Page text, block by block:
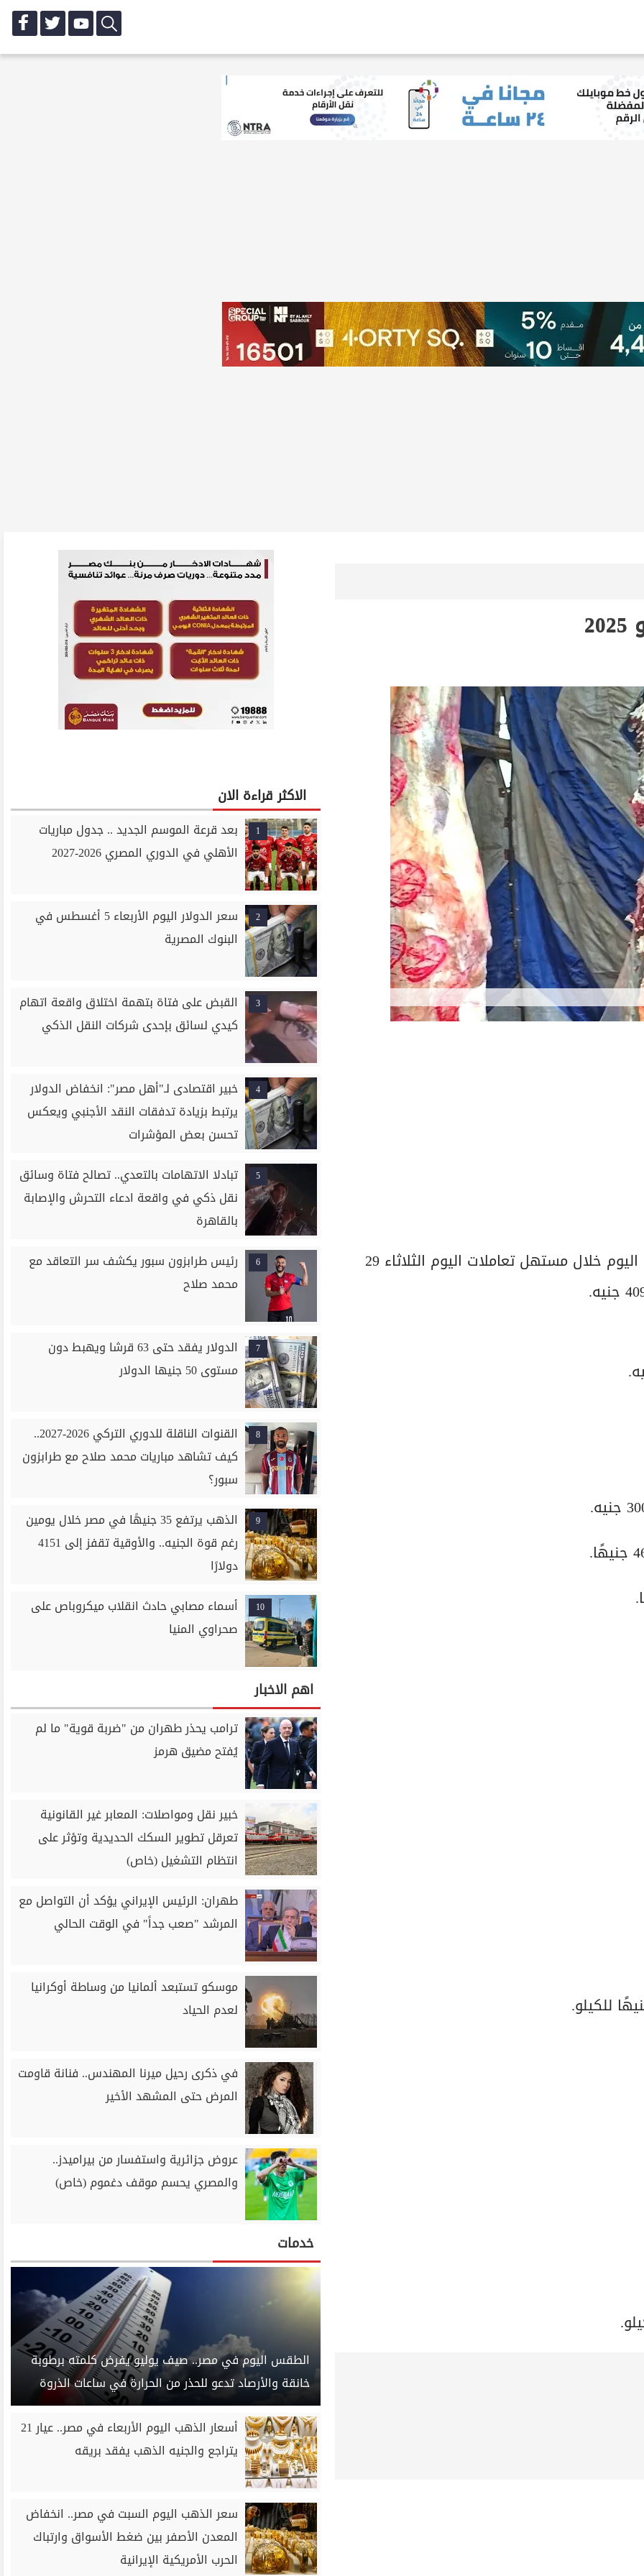
استقرت أسعار اللحوم بنوعيها البلدي والمستوردة اليوم خلال مستهل تعاملات اليوم الثلاثاء 29
الاكثر قراءة الان
1
بعد قرعة الموسم الجديد .. جدول مباريات
الأهلي في الدوري المصري 2026-2027
2
سعر الدولار اليوم الأربعاء 5 أغسطس في
البنوك المصرية
3
القبض على فتاة بتهمة اختلاق واقعة اتهام
كيدي لسائق بإحدى شركات النقل الذكي
4
خبير اقتصادى لـ"أهل مصر": انخفاض الدولار
يرتبط بزيادة تدفقات النقد الأجنبي ويعكس
تحسن بعض المؤشرات
5
تبادلا الاتهامات بالتعدي.. تصالح فتاة وسائق
نقل ذكي في واقعة ادعاء التحرش والإصابة
بالقاهرة
6
رئيس طرابزون سبور يكشف سر التعاقد مع
محمد صلاح
7
الدولار يفقد حتى 63 قرشا ويهبط دون
مستوى 50 جنيها الدولار
8
القنوات الناقلة للدوري التركي 2026-2027..
كيف تشاهد مباريات محمد صلاح مع طرابزون
سبور؟
9
الذهب يرتفع 35 جنيهًا في مصر خلال يومين
رغم قوة الجنيه.. والأوقية تقفز إلى 4151
دولارًا
10
أسماء مصابي حادث انقلاب ميكروباص على
صحراوي المنيا
اهم الاخبار
ترامب يحذر طهران من "ضربة قوية" ما لم
يُفتح مضيق هرمز
خبير نقل ومواصلات: المعابر غير القانونية
تعرقل تطوير السكك الحديدية وتؤثر على
انتظام التشغيل (خاص)
طهران: الرئيس الإيراني يؤكد أن التواصل مع
المرشد "صعب جداً" في الوقت الحالي
موسكو تستبعد ألمانيا من وساطة أوكرانيا
لعدم الحياد
في ذكرى رحيل ميرنا المهندس.. فنانة قاومت
المرض حتى المشهد الأخير
عروض جزائرية واستفسار من بيراميدز..
والمصري يحسم موقف دغموم (خاص)
خدمات
الطقس اليوم في مصر.. صيف يوليو يفرض كلمته برطوبة
خانقة والأرصاد تدعو للحذر من الحرارة في ساعات الذروة
أسعار الذهب اليوم الأربعاء في مصر.. عيار 21
يتراجع والجنيه الذهب يفقد بريقه
سعر الذهب اليوم السبت في مصر.. انخفاض
المعدن الأصفر بين ضغط الأسواق وارتباك
الحرب الأمريكية الإيرانية